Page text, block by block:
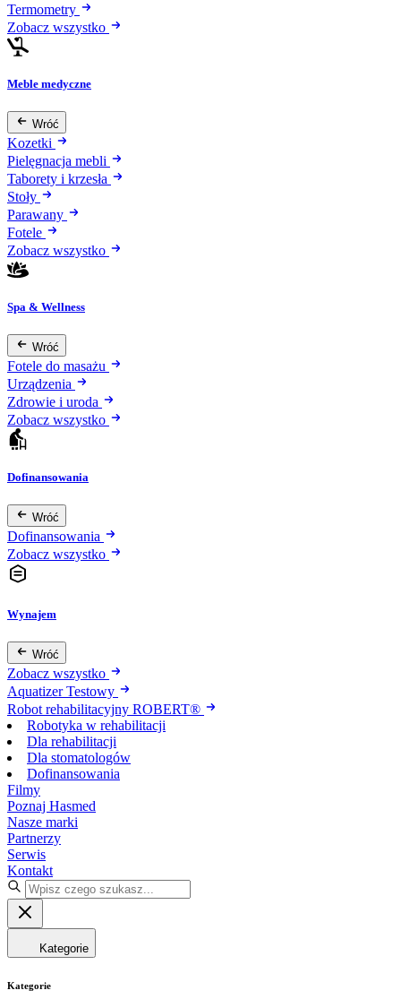
Termometry
Zobacz wszystko
Meble medyczne
Wróć
Kozetki
Pielęgnacja mebli
Taborety i krzesła
Stoły
Parawany
Fotele
Zobacz wszystko
Spa & Wellness
Wróć
Fotele do masażu
Urządzenia
Zdrowie i uroda
Zobacz wszystko
Dofinansowania
Wróć
Dofinansowania
Zobacz wszystko
Wynajem
Wróć
Zobacz wszystko
Aquatizer Testowy
Robot rehabilitacyjny ROBERT®
Robotyka w rehabilitacji
Dla rehabilitacji
Dla stomatologów
Dofinansowania
Filmy
Poznaj Hasmed
Nasze marki
Partnerzy
Serwis
Kontakt
Kategorie
Kategorie